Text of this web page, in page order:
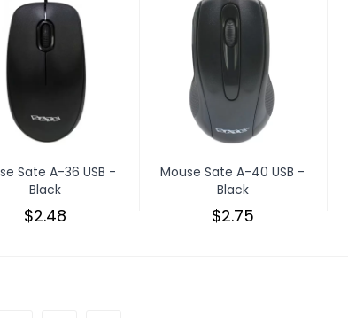
Sate A-36 USB -
Black
$2.48
Mouse Sate A-40 USB -
Black
$2.75